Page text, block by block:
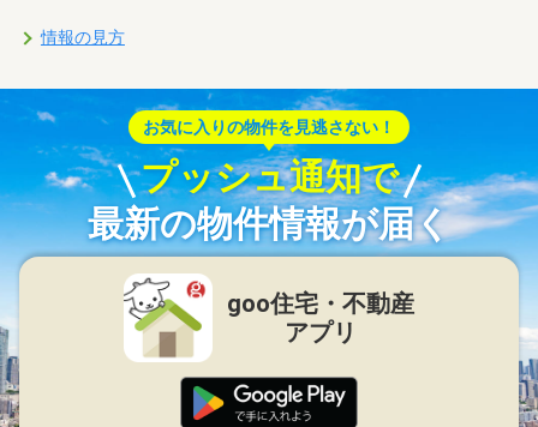
情報の見方
お気に入りの物件を見逃さない！
プッシュ通知で
最新の物件情報が届く
goo住宅・不動産
アプリ